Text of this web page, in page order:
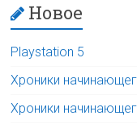
Новое
Playstation 5
Хроники
Хроники